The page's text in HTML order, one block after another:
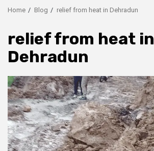
Home Blog relief from heat in Dehradun
relief from heat in
Dehradun